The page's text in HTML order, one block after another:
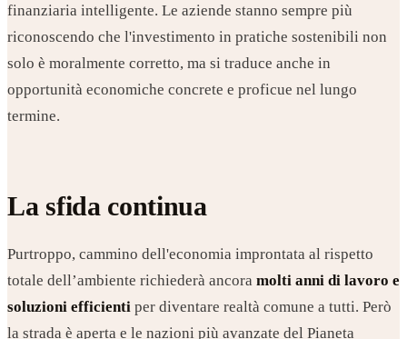
finanziaria intelligente. Le aziende stanno sempre più
riconoscendo che l'investimento in pratiche sostenibili non
solo è moralmente corretto, ma si traduce anche in
opportunità economiche concrete e proficue nel lungo
termine.
La sfida continua
Purtroppo, cammino dell'economia improntata al rispetto
totale dell’ambiente richiederà ancora molti anni di lavoro e
soluzioni efficienti per diventare realtà comune a tutti. Però
la strada è aperta e le nazioni più avanzate del Pianeta